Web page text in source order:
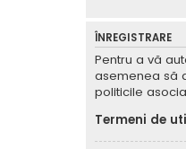
ÎNREGISTRARE
Pentru a vă
asemenea să
politicile
Termeni de